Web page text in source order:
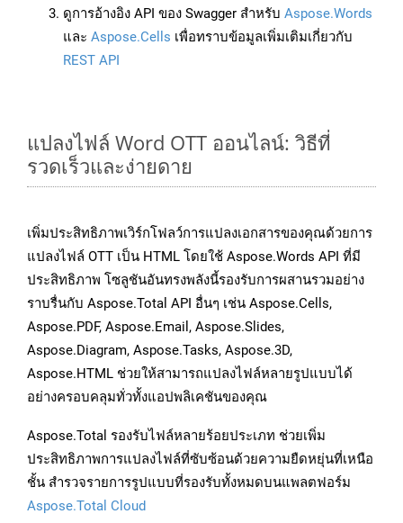
ดูการอ้างอิง API ของ Swagger สำหรับ Aspose.Words
และ Aspose.Cells เพื่อทราบข้อมูลเพิ่มเติมเกี่ยวกับ
REST API
แปลงไฟล์ Word OTT ออนไลน์: วิธีที่
รวดเร็วและง่ายดาย
เพิ่มประสิทธิภาพเวิร์กโฟลว์การแปลงเอกสารของคุณด้วยการ
แปลงไฟล์ OTT เป็น HTML โดยใช้ Aspose.Words API ที่มี
ประสิทธิภาพ โซลูชันอันทรงพลังนี้รองรับการผสานรวมอย่าง
ราบรื่นกับ Aspose.Total API อื่นๆ เช่น Aspose.Cells,
Aspose.PDF, Aspose.Email, Aspose.Slides,
Aspose.Diagram, Aspose.Tasks, Aspose.3D,
Aspose.HTML ช่วยให้สามารถแปลงไฟล์หลายรูปแบบได้
อย่างครอบคลุมทั่วทั้งแอปพลิเคชันของคุณ
Aspose.Total รองรับไฟล์หลายร้อยประเภท ช่วยเพิ่ม
ประสิทธิภาพการแปลงไฟล์ที่ซับซ้อนด้วยความยืดหยุ่นที่เหนือ
ชั้น สำรวจรายการรูปแบบที่รองรับทั้งหมดบนแพลตฟอร์ม
Aspose.Total Cloud